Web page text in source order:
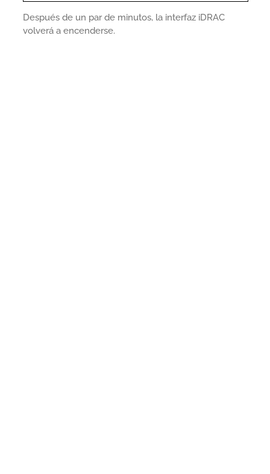
Después de un par de minutos, la interfaz iDRAC
volverá a encenderse.